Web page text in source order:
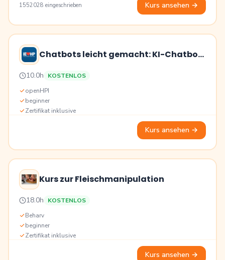
1552028 eingeschrieben Kurs ansehen →
Chatbots leicht gemacht: KI-Chatbot
Bildung
10.0h Preis
KOSTENLOS
openHPI
beginner
Zertifikat inklusive
Kurs ansehen →
Kurs zur Fleischmanipulation
Bildung
18.0h Preis
KOSTENLOS
Beharv
beginner
Zertifikat inklusive
Kurs ansehen →